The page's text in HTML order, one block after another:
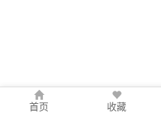
首页 收藏